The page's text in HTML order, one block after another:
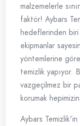
malzemelerle
faktör! Aybars
hedeflerinden
ekipmanlar
yöntemlerine
temizlik yapıyor.
vazgeçilmez bir
korumak
Aybars